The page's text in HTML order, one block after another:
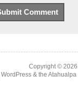
Copyright ©
WordPress& the Atahualpa